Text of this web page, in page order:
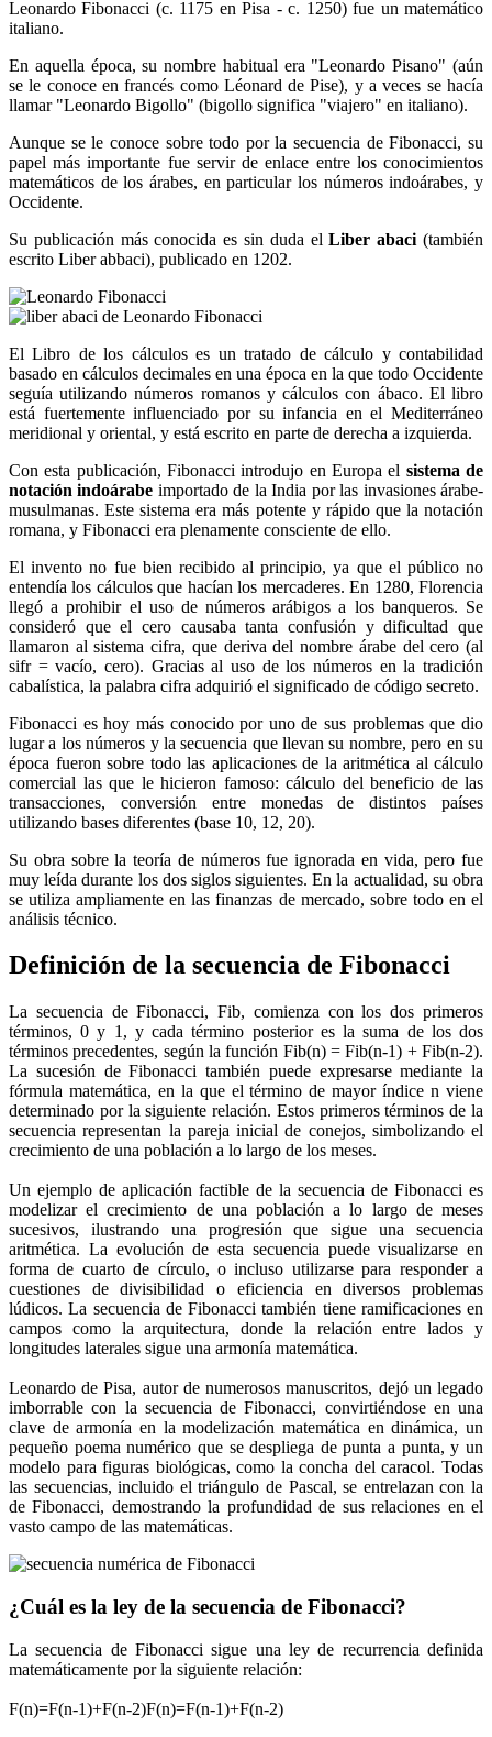
Leonardo Fibonacci (c. 1175 en Pisa - c. 1250) fue un matemático
italiano.
En aquella época, su nombre habitual era "Leonardo Pisano" (aún
se le conoce en francés como Léonard de Pise), y a veces se hacía
llamar "Leonardo Bigollo" (bigollo significa "viajero" en italiano).
Aunque se le conoce sobre todo por la secuencia de Fibonacci, su
papel más importante fue servir de enlace entre los conocimientos
matemáticos de los árabes, en particular los números indoárabes, y
Occidente.
Su publicación más conocida es sin duda elLiber abaci(también
escrito Liber abbaci), publicado en 1202.
El Libro de los cálculos es un tratado de cálculo y contabilidad
basado en cálculos decimales en una época en la que todo Occidente
seguía utilizando números romanos y cálculos con ábaco. El libro
está fuertemente influenciado por su infancia en el Mediterráneo
meridional y oriental, y está escrito en parte de derecha a izquierda.
Con esta publicación, Fibonacci introdujo en Europa el sistema de
notación indoárabe importado de la India por las invasiones árabe-
musulmanas. Este sistema era más potente y rápido que la notación
romana, y Fibonacci era plenamente consciente de ello.
El invento no fue bien recibido al principio, ya que el público no
entendía los cálculos que hacían los mercaderes. En 1280, Florencia
llegó a prohibir el uso de números arábigos a los banqueros. Se
consideró que el cero causaba tanta confusión y dificultad que
llamaron al sistema cifra, que deriva del nombre árabe del cero (al
sifr = vacío, cero). Gracias al uso de los números en la tradición
cabalística, la palabra cifra adquirió el significado de código secreto.
Fibonacci es hoy más conocido por uno de sus problemas que dio
lugar a los números y la secuencia que llevan su nombre, pero en su
época fueron sobre todo las aplicaciones de la aritmética al cálculo
comercial las que le hicieron famoso: cálculo del beneficio de las
transacciones, conversión entre monedas de distintos países
utilizando bases diferentes (base 10, 12, 20).
Su obra sobre la teoría de números fue ignorada en vida, pero fue
muy leída durante los dos siglos siguientes. En la actualidad, su obra
se utiliza ampliamente en las finanzas de mercado, sobre todo en el
análisis técnico.
Definición de la secuencia de Fibonacci
La secuencia de Fibonacci, Fib, comienza con los dos primeros
términos, 0 y 1, y cada término posterior es la suma de los dos
términos precedentes, según la función Fib(n) = Fib(n-1) + Fib(n-2).
La sucesión de Fibonacci también puede expresarse mediante la
fórmula matemática, en la que el término de mayor índice n viene
determinado por la siguiente relación. Estos primeros términos de la
secuencia representan la pareja inicial de conejos, simbolizando el
crecimiento de una población a lo largo de los meses.
Un ejemplo de aplicación factible de la secuencia de Fibonacci es
modelizar el crecimiento de una población a lo largo de meses
sucesivos, ilustrando una progresión que sigue una secuencia
aritmética. La evolución de esta secuencia puede visualizarse en
forma de cuarto de círculo, o incluso utilizarse para responder a
cuestiones de divisibilidad o eficiencia en diversos problemas
lúdicos. La secuencia de Fibonacci también tiene ramificaciones en
campos como la arquitectura, donde la relación entre lados y
longitudes laterales sigue una armonía matemática.
Leonardo de Pisa, autor de numerosos manuscritos, dejó un legado
imborrable con la secuencia de Fibonacci, convirtiéndose en una
clave de armonía en la modelización matemática en dinámica, un
pequeño poema numérico que se despliega de punta a punta, y un
modelo para figuras biológicas, como la concha del caracol. Todas
las secuencias, incluido el triángulo de Pascal, se entrelazan con la
de Fibonacci, demostrando la profundidad de sus relaciones en el
vasto campo de las matemáticas.
¿Cuál es la ley de la secuencia de Fibonacci?
La secuencia de Fibonacci sigue una ley de recurrencia definida
matemáticamente por la siguiente relación:
F(n)=F(n-1)+F(n-2)F(n)=F(n-1)+F(n-2)